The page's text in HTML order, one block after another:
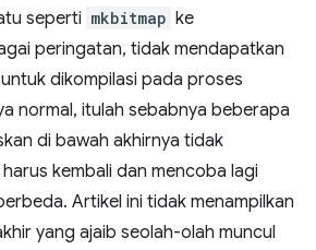
seperti mkbitmap ke
peringatan, tidak mendapatkan
dikompilasi pada proses
normal, itulah sebabnya beberapa
di bawah akhirnya tidak
kembali dan mencoba lagi
Artikel ini tidak menampilkan
yang ajaib seolah-olah muncul